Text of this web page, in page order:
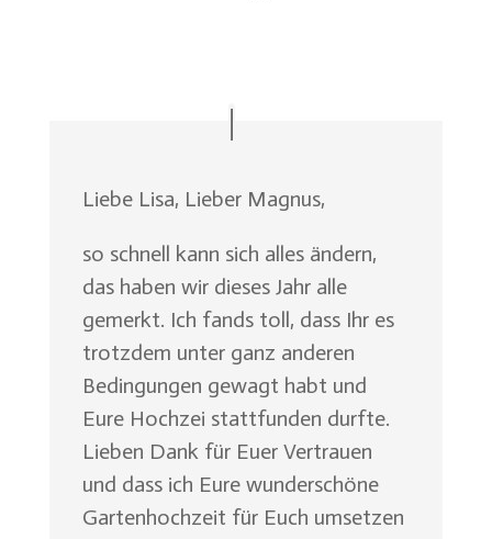
Liebe Lisa, Lieber Magnus,
so schnell kann sich alles ändern,
das haben wir dieses Jahr alle
gemerkt. Ich fands toll, dass Ihr es
trotzdem unter ganz anderen
Bedingungen gewagt habt und
Eure Hochzei stattfunden durfte.
Lieben Dank für Euer Vertrauen
und dass ich Eure wunderschöne
Gartenhochzeit für Euch umsetzen